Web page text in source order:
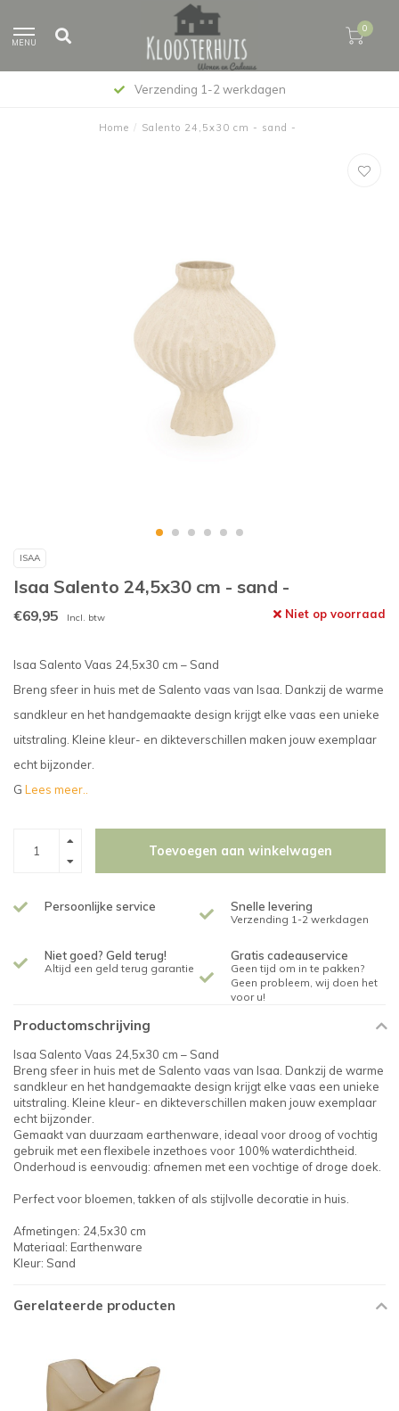
MENU
0
Verzending 1-2 werkdagen
Home / Salento 24,5x30 cm - sand -
ISAA
Isaa Salento 24,5x30 cm - sand -
€69,95 Incl. btw Niet op voorraad
Isaa Salento Vaas 24,5x30 cm – Sand
Breng sfeer in huis met de Salento vaas van Isaa. Dankzij de warme
sandkleur en het handgemaakte design krijgt elke vaas een unieke
uitstraling. Kleine kleur- en dikteverschillen maken jouw exemplaar
echt bijzonder.
G Lees meer..
Toevoegen aan winkelwagen
Persoonlijke service Snelle levering
Verzending 1-2 werkdagen
Niet goed? Geld terug!
Altijd een geld terug garantie
Gratis cadeauservice
Geen tijd om in te pakken?
Geen probleem, wij doen het
voor u!
Productomschrijving
Isaa Salento Vaas 24,5x30 cm – Sand
Breng sfeer in huis met de Salento vaas van Isaa. Dankzij de warme
sandkleur en het handgemaakte design krijgt elke vaas een unieke
uitstraling. Kleine kleur- en dikteverschillen maken jouw exemplaar
echt bijzonder.
Gemaakt van duurzaam earthenware, ideaal voor droog of vochtig
gebruik met een flexibele inzethoes voor 100% waterdichtheid.
Onderhoud is eenvoudig: afnemen met een vochtige of droge doek.
Perfect voor bloemen, takken of als stijlvolle decoratie in huis.
Afmetingen: 24,5x30 cm
Materiaal: Earthenware
Kleur: Sand
Gerelateerde producten